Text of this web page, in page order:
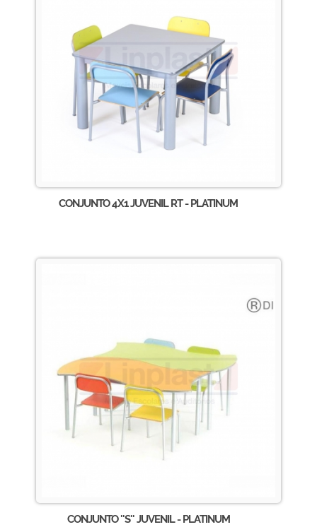
CONJUNTO 4X1 JUVENIL RT - PLATINUM
CONJUNTO ''S'' JUVENIL - PLATINUM